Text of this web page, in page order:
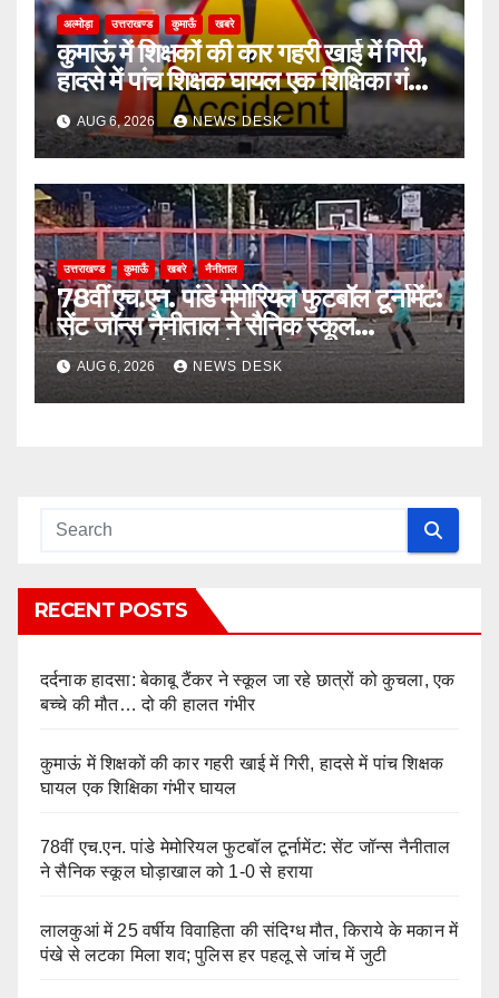
अल्मोड़ा उत्तराखण्ड कुमाऊँ खबरे
कुमाऊं में शिक्षकों की कार गहरी खाई में गिरी,
हादसे में पांच शिक्षक घायल एक शिक्षिका गंभीर
घायल
AUG 6, 2026 NEWS DESK
उत्तराखण्ड कुमाऊँ खबरे नैनीताल
78वीं एच.एन. पांडे मेमोरियल फुटबॉल टूर्नामेंट:
सेंट जॉन्स नैनीताल ने सैनिक स्कूल
घोड़ाखाल को 1-0 से हराया
AUG 6, 2026 NEWS DESK
RECENT POSTS
दर्दनाक हादसा: बेकाबू टैंकर ने स्कूल जा रहे छात्रों को कुचला, एक
बच्चे की मौत… दो की हालत गंभीर
कुमाऊं में शिक्षकों की कार गहरी खाई में गिरी, हादसे में पांच शिक्षक
घायल एक शिक्षिका गंभीर घायल
78वीं एच.एन. पांडे मेमोरियल फुटबॉल टूर्नामेंट: सेंट जॉन्स नैनीताल
ने सैनिक स्कूल घोड़ाखाल को 1-0 से हराया
लालकुआं में 25 वर्षीय विवाहिता की संदिग्ध मौत, किराये के मकान में
पंखे से लटका मिला शव; पुलिस हर पहलू से जांच में जुटी